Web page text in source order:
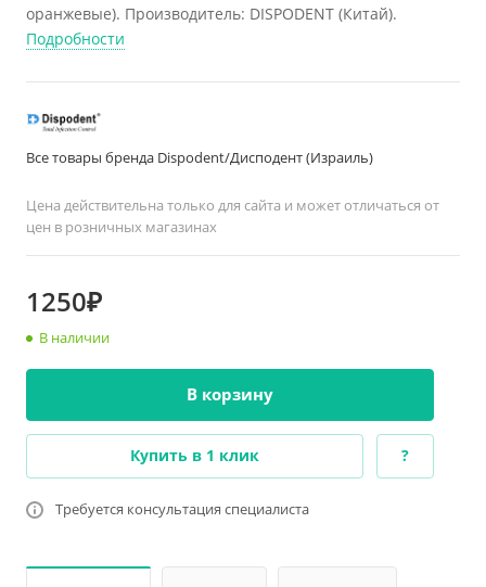
оранжевые). Производитель: DISPODENT (Китай).
Подробности
Все товары бренда Dispodent/Дисподент (Израиль)
Цена действительна только для сайта и может отличаться от
цен в розничных магазинах
1250₽
В наличии
В корзину
Купить в 1 клик ?
Требуется консультация специалиста